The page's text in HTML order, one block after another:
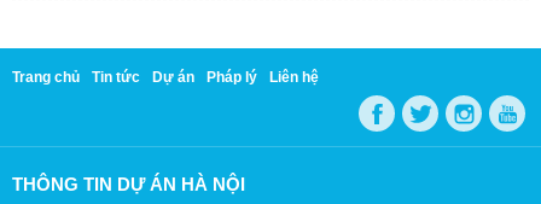
Trang chủ Tin tức Dự án Pháp lý Liên hệ
THÔNG TIN DỰ ÁN HÀ NỘI